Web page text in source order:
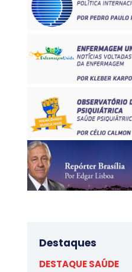
Destaques
DESTAQUE SAÚDE